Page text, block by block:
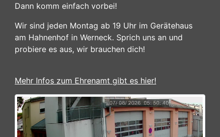
Dann komm einfach vorbei!
Wir sind jeden Montag ab 19 Uhr im Gerätehaus
am Hahnenhof in Werneck. Sprich uns an und
probiere es aus, wir brauchen dich!
Mehr Infos zum Ehrenamt gibt es hier!